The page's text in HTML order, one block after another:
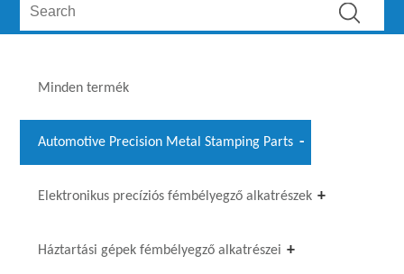
Minden termék
Automotive Precision Metal Stamping Parts
Elektronikus precíziós fémbélyegző alkatrészek
Háztartási gépek fémbélyegző alkatrészei